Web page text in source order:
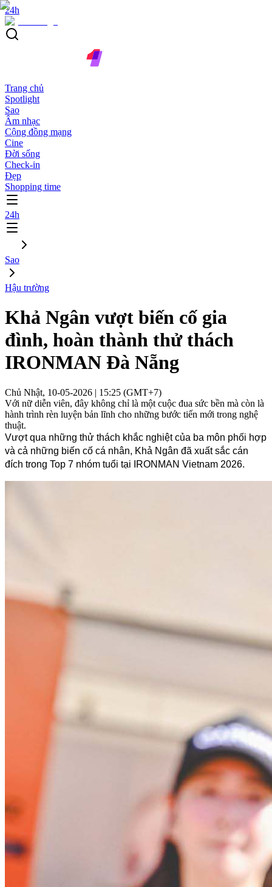
24h
Trang chủ
Spotlight
Sao
Âm nhạc
Cộng đồng mạng
Cine
Đời sống
Check-in
Đẹp
Shopping time
24h
Sao
Hậu trường
Khả Ngân vượt biến cố gia
đình, hoàn thành thử thách
IRONMAN Đà Nẵng
Chủ Nhật, 10-05-2026 | 15:25 (GMT+7)
Với nữ diễn viên, đây không chỉ là một cuộc đua sức bền mà còn là
hành trình rèn luyện bản lĩnh cho những bước tiến mới trong nghệ
thuật.
Vượt qua những thử thách khắc nghiệt của ba môn phối hợp
và cả những biến cố cá nhân, Khả Ngân đã xuất sắc cán
đích trong Top 7 nhóm tuổi tại IRONMAN Vietnam 2026.